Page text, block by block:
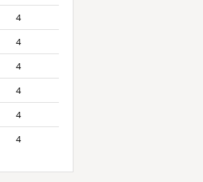
4
4
4
4
4
4